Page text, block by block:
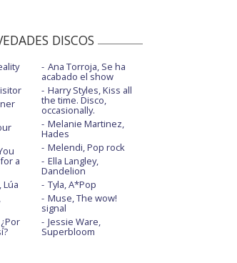
DISCOS
a
Ana Torroja, Se ha
acabado el show
Harry Styles, Kiss all
the time. Disco,
occasionally.
Melanie Martinez,
Hades
Melendi, Pop rock
Ella Langley,
Dandelion
Tyla, A*Pop
Muse, The wow!
signal
Jessie Ware,
Superbloom